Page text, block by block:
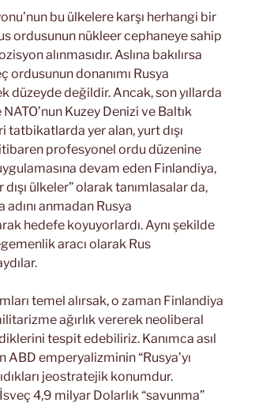
bu ülkelere karşı herhangi bir
ordusunun nükleer cephaneye sahip
alınmasıdır. Aslına bakılırsa
ordusunun donanımı Rusya
düzeyde değildir. Ancak, son yıllarda
Kuzey Denizi ve Baltık
yer alan, yurt dışı
profesyonel ordu düzenine
devam eden Finlandiya,
ülkeler” olarak tanımlasalar da,
anmadan Rusya
hedefe koyuyorlardı. Aynı şekilde
aracı olarak Rus
temel alırsak, o zaman Finlandiya
ağırlık vererek neoliberal
tespit edebiliriz. Kanımca asıl
emperyalizminin “Rusya’yı
jeostratejik konumdur.
4,9 milyar Dolarlık “savunma”